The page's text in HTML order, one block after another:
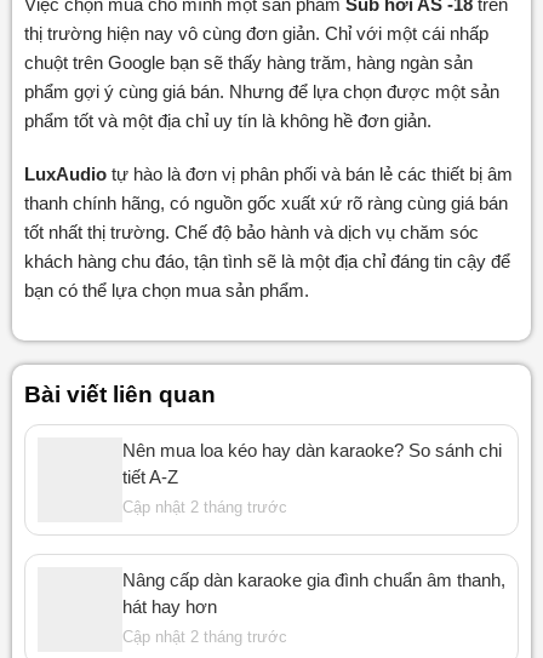
Việc chọn mua cho mình một sản phẩm Sub hơi AS -18trên
thị trường hiện nay vô cùng đơn giản. Chỉ với một cái nhấp
chuột trên Google bạn sẽ thấy hàng trăm, hàng ngàn sản
phẩm gợi ý cùng giá bán. Nhưng để lựa chọn được một sản
phẩm tốt và một địa chỉ uy tín là không hề đơn giản.
LuxAudiotự hào là đơn vị phân phối và bán lẻ các thiết bị âm
thanh chính hãng, có nguồn gốc xuất xứ rõ ràng cùng giá bán
tốt nhất thị trường. Chế độ bảo hành và dịch vụ chăm sóc
khách hàng chu đáo, tận tình sẽ là một địa chỉ đáng tin cậy để
bạn có thể lựa chọn mua sản phẩm.
Bài viết liên quan
Nên mua loa kéo hay dàn karaoke? So sánh chi
tiết A-Z
Cập nhật 2 tháng trước
Nâng cấp dàn karaoke gia đình chuẩn âm thanh,
hát hay hơn
Cập nhật 2 tháng trước